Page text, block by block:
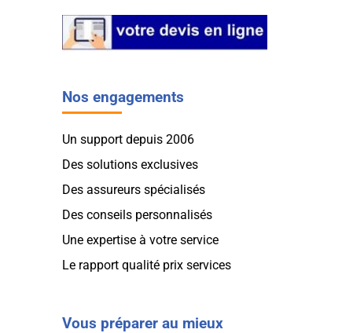
Nos engagements
Un support depuis 2006
Des solutions exclusives
Des assureurs spécialisés
Des conseils personnalisés
Une expertise à votre service
Le rapport qualité prix services
Vous préparer au mieux